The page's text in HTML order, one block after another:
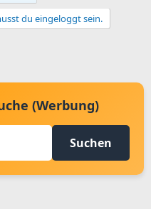
du eingeloggt sein.
(Werbung)
Suchen